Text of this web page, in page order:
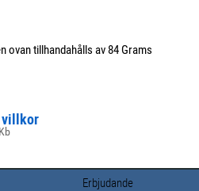
ovan tillhandahålls av 84 Grams
villkor
Erbjudande